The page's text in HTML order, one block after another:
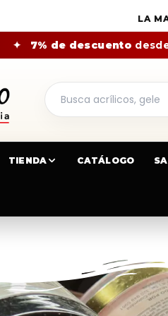
LA
✦ 7% de descuento
TIENDA CATÁLOGO